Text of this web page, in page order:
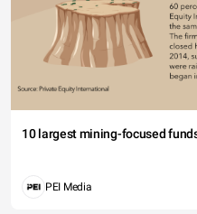
10 largest mining-focused
PEI Media